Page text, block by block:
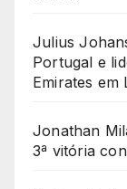
Julius
Portugal e
Emirates em
Jonathan
3ª vitória